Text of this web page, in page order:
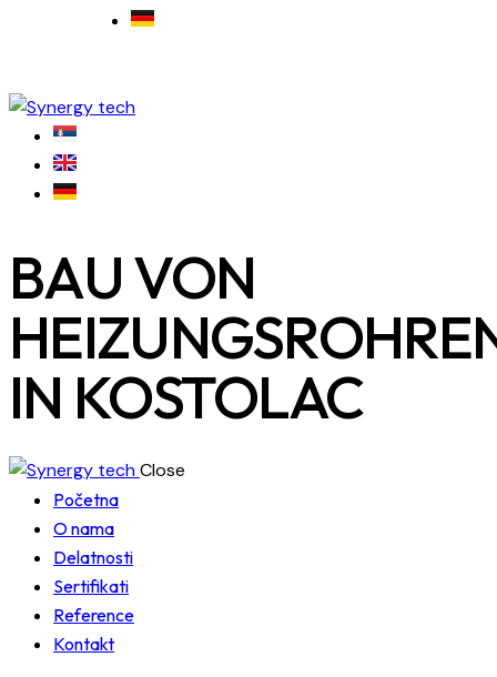
BAU VON
IN KOSTOLAC
Close
Početna
O nama
Delatnosti
Sertifikati
Reference
Kontakt